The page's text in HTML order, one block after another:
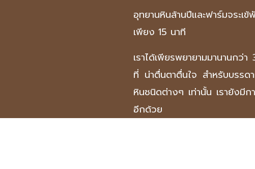
อุทยานหินล้านปีและฟาร์มจระ
เพียง 15 นาที
เราได้เพียรพยายามมานานกว่
ที่ น่าตื่นตาตื่นใจ สำหรับบรรด
หินชนิดต่างๆ เท่านั้น เรายังมี
อีกด้วย